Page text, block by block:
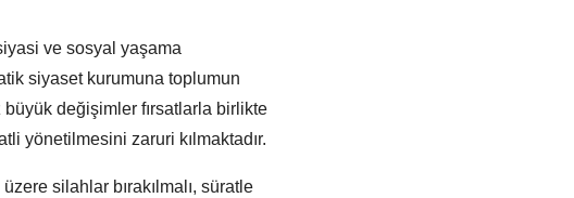
ve sosyal yaşama
siyaset kurumuna toplumun
büyük değişimler fırsatlarla birlikte
yönetilmesini zaruri kılmaktadır.
üzere silahlar bırakılmalı, süratle